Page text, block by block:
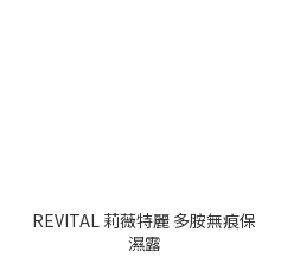
REVITAL 莉薇特麗 多胺無痕保
濕露